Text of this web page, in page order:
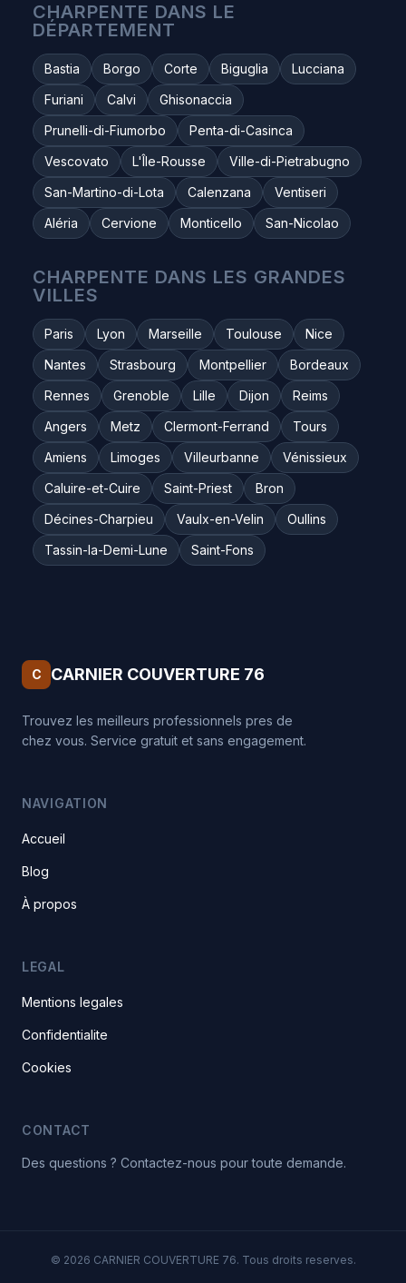
CHARPENTE DANS LE
DÉPARTEMENT
Bastia Borgo Corte Biguglia
Lucciana
Furiani
Calvi
Ghisonaccia
Prunelli-di-Fiumorbo
Penta-di-Casinca
Vescovato
L'Île-Rousse
Ville-di-Pietrabugno
San-Martino-di-Lota
Calenzana
Ventiseri
Aléria
Cervione Monticello San-Nicolao
CHARPENTE DANS LES GRANDES
VILLES
Paris Lyon Marseille Toulouse
Nice
Nantes
Strasbourg Montpellier
Bordeaux
Rennes
Grenoble Lille Dijon
Reims
Angers
Metz Clermont-Ferrand
Tours
Amiens
Limoges Villeurbanne
Vénissieux
Caluire-et-Cuire
Saint-Priest
Bron
Décines-Charpieu
Vaulx-en-Velin
Oullins
Tassin-la-Demi-Lune
Saint-Fons
C CARNIER COUVERTURE 76
Trouvez les meilleurs professionnels pres de
chez vous. Service gratuit et sans engagement.
NAVIGATION
Accueil
Blog
À propos
LEGAL
Mentions legales
Confidentialite
Cookies
CONTACT
Des questions ? Contactez-nous pour toute demande.
© 2026 CARNIER COUVERTURE 76. Tous droits reserves.